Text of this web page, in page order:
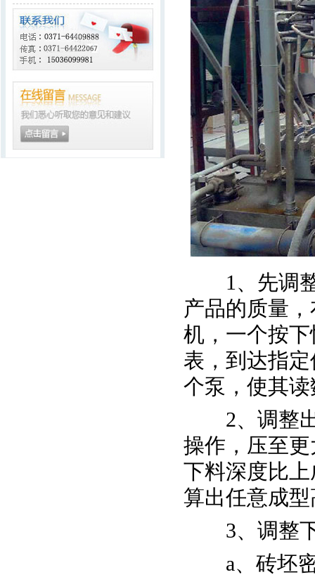
1、先调整
产品的质量
机，一个按
表，到达指
个泵，使其
2、调整出
操作，压至
下料深度比
算出任意成
3、调整
a、砖坯密